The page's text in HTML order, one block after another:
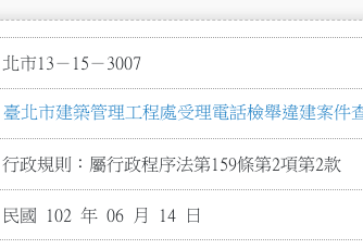
北市13－15－3007
臺北市建築管理工程處受理電話檢舉違建案件
行政規則：屬行政程序法第159條第2項第2款
民國 102 年 06 月 14 日